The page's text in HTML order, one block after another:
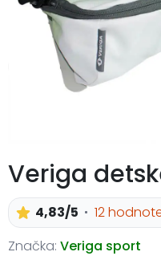
Veriga
4,83/5
12
Značka: Veriga sport